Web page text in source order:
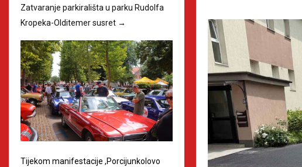
Zatvaranje parkirališta u parku Rudolfa
Kropeka-Olditemer susret →
Tijekom manifestacije ,Porcijunkolovo